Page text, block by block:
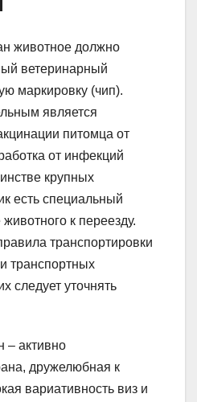
животное должно
ветеринарный
маркировку (чип).
является
питомца от
от инфекций
крупных
есть специальный
животного к переезду.
транспортировки
транспортных
следует уточнять
– активно
дружелюбная к
вариативность виз и